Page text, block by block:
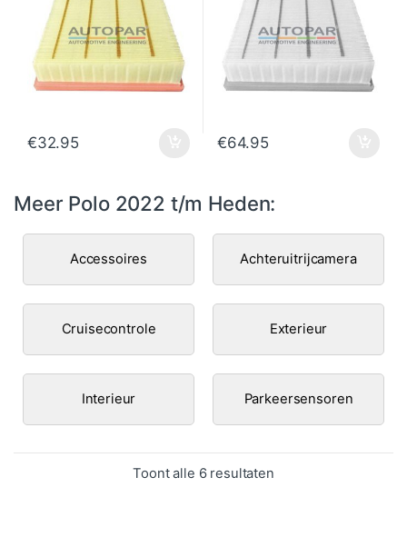
€32.95 €64.95
Meer Polo 2022 t/m Heden:
Accessoires Achteruitrijcamera
Cruisecontrole Exterieur
Interieur Parkeersensoren
Toont alle 6 resultatenGesorteerd op